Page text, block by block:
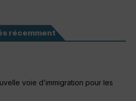
récemment
voie d’immigration pour les